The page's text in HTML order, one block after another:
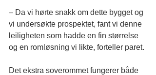
– Da vi hørte snakk om dette bygget og
vi undersøkte prospektet, fant vi denne
leiligheten som hadde en fin størrelse
og en romløsning vi likte, forteller paret.
Det ekstra soverommet fungerer både